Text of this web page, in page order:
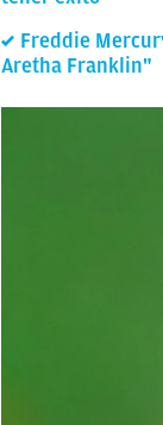
Freddie
Aretha Franklin"